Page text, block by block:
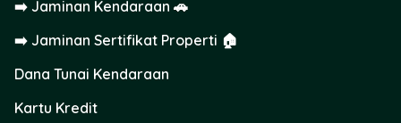
➡️ Jaminan Kendaraan 🚗
➡️ Jaminan Sertifikat Properti 🏠
Dana Tunai Kendaraan
Kartu Kredit